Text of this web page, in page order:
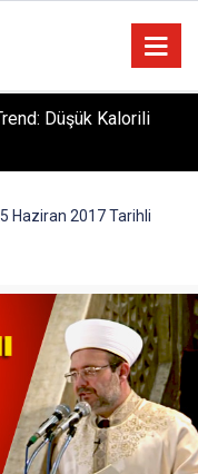
Düşük Kalorili
Hamlesi:
Diyarbakır'da!
Haziran 2017 Tarihli